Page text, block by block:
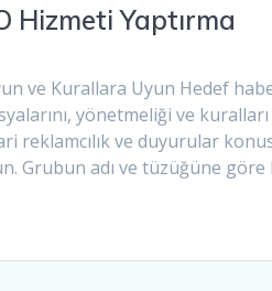
Hizmeti Yaptırma
ve Kurallara Uyun Hedef
yönetmeliği ve
reklamcılık ve duyurular
Grubun adı ve tüzüğüne